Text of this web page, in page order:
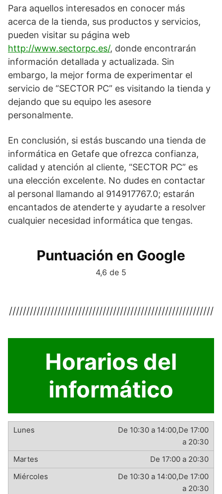
Para aquellos interesados en conocer más
acerca de la tienda, sus productos y servicios,
pueden visitar su página web
http://www.sectorpc.es/, donde encontrarán
información detallada y actualizada. Sin
embargo, la mejor forma de experimentar el
servicio de “SECTOR PC” es visitando la tienda y
dejando que su equipo les asesore
personalmente.
En conclusión, si estás buscando una tienda de
informática en Getafe que ofrezca confianza,
calidad y atención al cliente, “SECTOR PC” es
una elección excelente. No dudes en contactar
al personal llamando al 914917767.0; estarán
encantados de atenderte y ayudarte a resolver
cualquier necesidad informática que tengas.
Puntuación en Google
4,6 de 5
///////////////////////////////////////////////////////////
Horarios del
informático
De 10:30 a 14:00,De 17:00
a 20:30
De 17:00 a 20:30
De 10:30 a 14:00,De 17:00
a 20:30